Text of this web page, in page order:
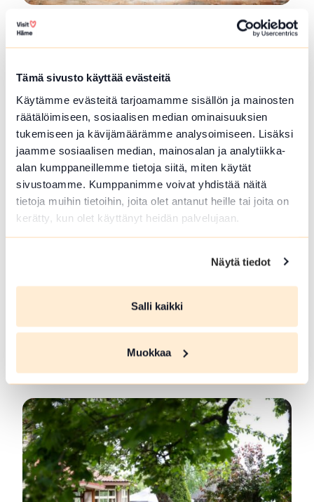
Tämä sivusto käyttää evästeitä
Käytämme evästeitä tarjoamamme sisällön ja mainosten
räätälöimiseen, sosiaalisen median ominaisuuksien
tukemiseen ja kävijämäärämme analysoimiseen. Lisäksi
jaamme sosiaalisen median, mainosalan ja analytiikka-
alan kumppaneillemme tietoja siitä, miten käytät
sivustoamme. Kumppanimme voivat yhdistää näitä
tietoja muihin tietoihin, joita olet antanut heille tai joita on
kerätty, kun olet käyttänyt heidän palvelujaan.
Näytä tiedot
Salli kaikki
Muokkaa
Metsä ja Luonto-opas Lopella ja
Tammelassa
Retkiä mestämaastoon ja ruokailua nuotiolla.
Lue lisää tuotteesta Metsä ja Luonto-opas Lopella ja
Rauhalan luomutila / Hunajamarja
Rauhalan luomutila viljelee "super-marjaksi"
Lue lisää tuotteesta Rauhalan luomutila / Hunajamarja